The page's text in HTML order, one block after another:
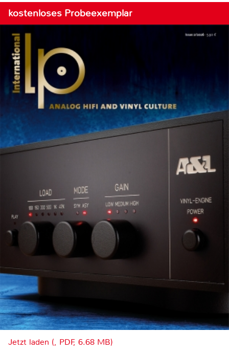
kostenloses Probeexemplar
Jetzt laden (, PDF, 6.68 MB)